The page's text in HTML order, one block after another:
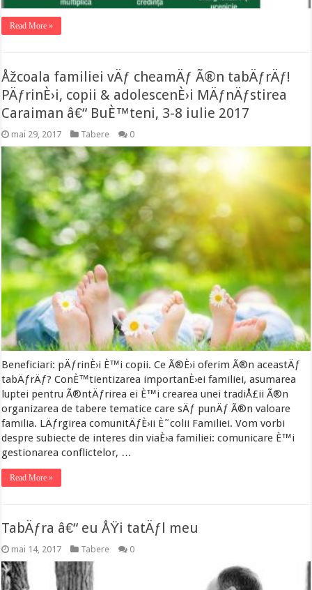
Read More »
Åžcoala familiei vÄƒ cheamÄƒ Ã®n tabÄƒrÄƒ!
PÄƒrinÈ›i, copii & adolescenÈ›i MÄƒnÄƒstirea
Caraiman â€“ BuÈ™teni, 3-8 iulie 2017
mai 29, 2017 Tabere 0
Beneficiari: pÄƒrinÈ›i È™i copii. Ce Ã®È›i oferim Ã®n aceastÄƒ
tabÄƒrÄƒ? ConÈ™tientizarea importanÈ›ei familiei, asumarea
luptei pentru Ã®ntÄƒrirea ei È™i crearea unei tradiÅ£ii Ã®n
organizarea de tabere tematice care sÄƒ punÄƒ Ã®n valoare
familia. LÄƒrgirea comunitÄƒÈ›ii È˜colii Familiei. Vom vorbi
despre subiecte de interes din viaÈ›a familiei: comunicare È™i
gestionarea conflictelor, …
Read More »
TabÄƒra â€“ eu ÅŸi tatÄƒl meu
mai 14, 2017 Tabere 0